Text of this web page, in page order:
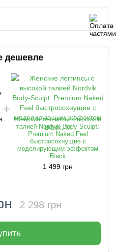
дешевле
Женские леггинсы с высокой
талией Nordvik Body-Sculpt:
Premium Naked Feel
быстросохнущие с
моделирующим эффектом
Black
1 499 грн
2 298 грн